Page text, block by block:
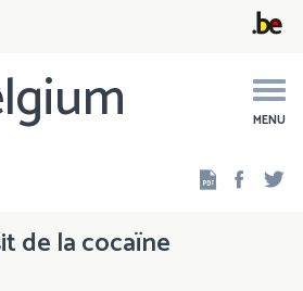
MENU
de la cocaïne